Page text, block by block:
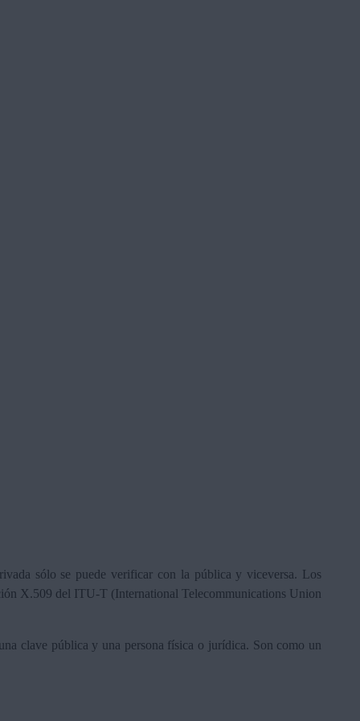
sólo se puede verificar con la pública y viceversa. Los
X.509 del ITU-T (International Telecommunications Union
clave pública y una persona física o jurídica. Son como un